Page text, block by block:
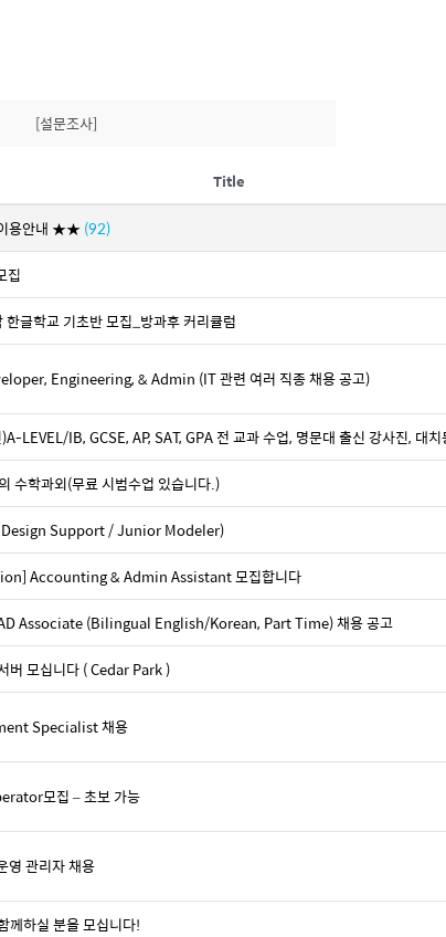
[설문조사]
Title
용안내 ★★(92)
집
글학교 기초반 모집_방과후 커리큘럼
Engineering, & Admin (IT 관련 여러 직종 채용 공고)
LEVEL/IB, GCSE, AP, SAT, GPA 전 교과 수업, 명문대 출신 강사진, 대
수학과외(무료 시범수업 있습니다.)
Design Support / Junior Modeler)
Accounting & Admin Assistant 모집합니다
Associate (Bilingual English/Korean, Part Time) 채용 공고
버 모십니다 ( Cedar Park )
Specialist 채용
모집 – 초보 가능
영 관리자 채용
하실 분을 모십니다!